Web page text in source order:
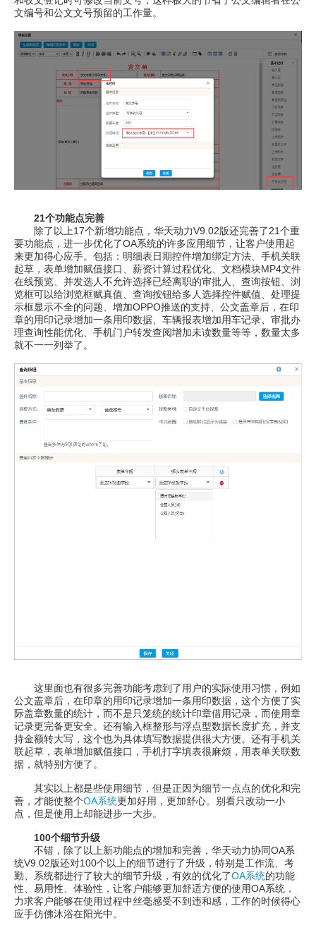
文编号和公文文号预留的工作量。
21个功能点完善
除了以上17个新增功能点，华天动力V9.02版还完善了21个重
要功能点，进一步优化了OA系统的许多应用细节，让客户使用起
来更加得心应手。包括：明细表日期控件增加绑定方法、手机关联
起草，表单增加赋值接口、薪资计算过程优化、文档模块MP4文件
在线预览、并发选人不允许选择已经离职的审批人、查询按钮、浏
览框可以给浏览框赋真值、查询按钮给多人选择控件赋值、处理提
示框显示不全的问题、增加OPPO推送的支持、公文盖章后，在印
章的用印记录增加一条用印数据、车辆报表增加用车记录、审批办
理查询性能优化、手机门户转发查阅增加未读数量等等，数量太多
就不一一列举了。
这里面也有很多完善功能考虑到了用户的实际使用习惯，例如
公文盖章后，在印章的用印记录增加一条用印数据，这个方便了实
际盖章数量的统计，而不是只笼统的统计印章借用记录，而使用章
记录更完备更安全。还有输入框整形与浮点型数据长度扩充，并支
持金额转大写，这个也为具体填写数据提供很大方便。还有手机关
联起草，表单增加赋值接口，手机打字填表很麻烦，用表单关联数
据，就特别方便了。
其实以上都是些使用细节，但是正因为细节一点点的优化和完
善，才能使整个OA系统更加好用，更加舒心。别看只改动一小
点，但是使用上却能进步一大步。
100个细节升级
不错，除了以上新功能点的增加和完善，华天动力协同OA系
统V9.02版还对100个以上的细节进行了升级，特别是工作流、考
勤、系统都进行了较大的细节升级，有效的优化了OA系统的功能
性、易用性、体验性，让客户能够更加舒适方便的使用OA系统，
力求客户能够在使用过程中丝毫感受不到违和感，工作的时候得心
应手仿佛沐浴在阳光中。